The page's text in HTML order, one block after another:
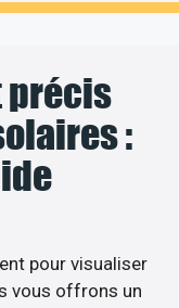
précis
:
pour visualiser
vous offrons un